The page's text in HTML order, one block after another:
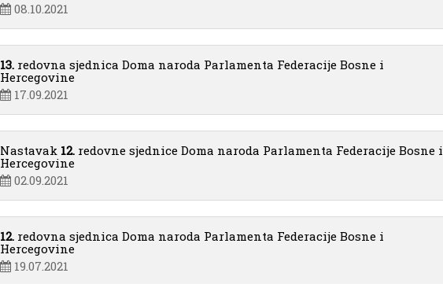
08.10.2021
13. redovna sjednica Doma naroda Parlamenta Federacije Bosne i
Hercegovine
17.09.2021
Nastavak 12. redovne sjednice Doma naroda Parlamenta Federacije Bosne i
Hercegovine
02.09.2021
12. redovna sjednica Doma naroda Parlamenta Federacije Bosne i
Hercegovine
19.07.2021